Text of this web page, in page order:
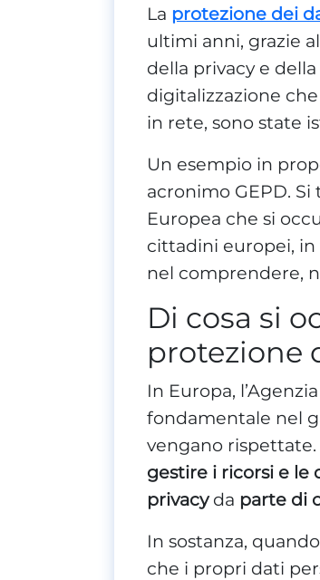
La protezione dei
ultimi anni, grazie
della privacy e
digitalizzazione
in rete, sono state
Un esempio in
acronimo GEPD.
Europea che si
cittadini europei, in
nel comprendere,
Di cosa si
protezione
In Europa,
fondamentale nel
vengano
gestire i ricorsi e le
privacyda parte di
In sostanza,
che i propri dati